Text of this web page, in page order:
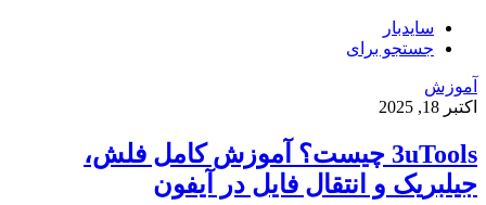
سایدبار
جستجو برای
آموزش
اکتبر 18, 2025
3uTools چیست؟ آموزش کامل فلش،
جیلبریک و انتقال فایل در آیفون